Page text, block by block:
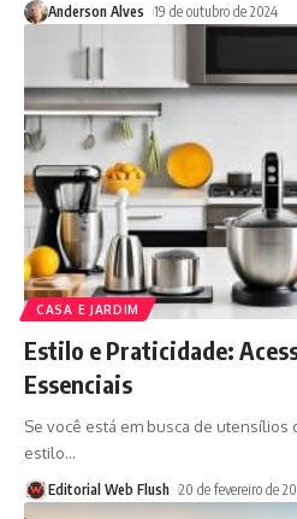
Anderson Alves 19 de outubro de 2024
CASA E JARDIM
Estilo e Praticidade:
Essenciais
Se você está em busca de utensílios
estilo…
Editorial Web Flush 20 de fevereiro de